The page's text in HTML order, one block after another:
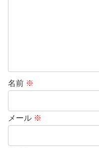
名前 ※
メール ※